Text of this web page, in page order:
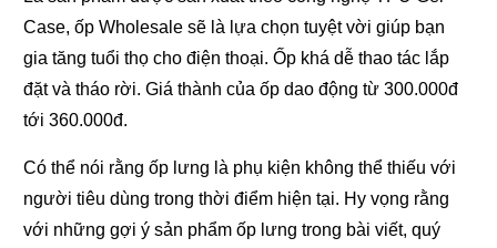
Case, ốp Wholesale sẽ là lựa chọn tuyệt vời giúp bạn
gia tăng tuổi thọ cho điện thoại. Ốp khá dễ thao tác lắp
đặt và tháo rời. Giá thành của ốp dao động từ 300.000đ
tới 360.000đ.
Có thể nói rằng ốp lưng là phụ kiện không thể thiếu với
người tiêu dùng trong thời điểm hiện tại. Hy vọng rằng
với những gợi ý sản phẩm ốp lưng trong bài viết, quý